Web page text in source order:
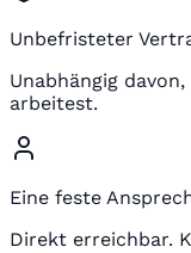
Unbefristeter
Unabhängig
arbeitest.
Eine feste
Direkt erreichbar.